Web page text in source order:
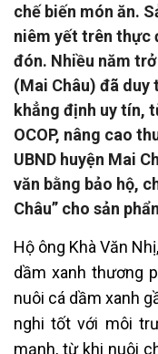
chế biến món ăn.
niêm yết trên thực
đón. Nhiều năm
(Mai Châu) đã duy
khẳng định uy tín,
OCOP, nâng cao
UBND huyện Mai
văn bằng bảo hộ,
Châu” cho sản
Hộ ông Khà Văn
dầm xanh thương
nuôi cá dầm xanh
nghi tốt với môi
mạnh, từ khi nuôi